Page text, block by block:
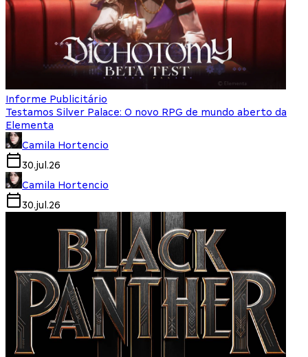
Informe Publicitário
Testamos Silver Palace: O novo RPG de mundo aberto da
Elementa
Camila Hortencio
30.jul.26
Camila Hortencio
30.jul.26